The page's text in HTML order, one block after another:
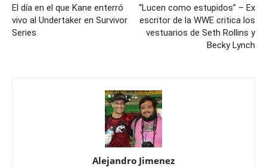
El día en el que Kane enterró
vivo al Undertaker en Survivor
Series
“Lucen como estupidos” – Ex
escritor de la WWE critica los
vestuarios de Seth Rollins y
Becky Lynch
Alejandro Jimenez